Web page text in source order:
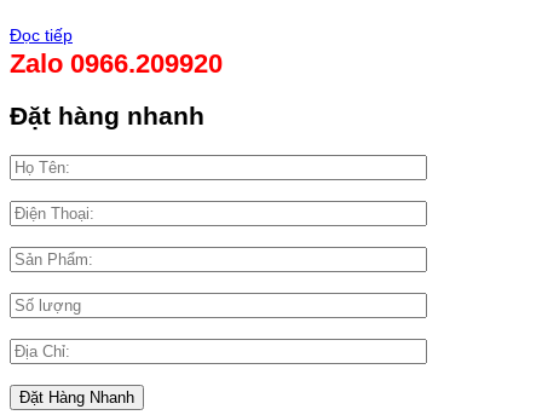
Đọc tiếp
Zalo 0966.209920
Đặt hàng nhanh